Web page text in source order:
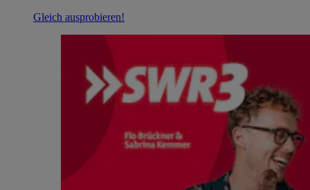
Gleich ausprobieren!